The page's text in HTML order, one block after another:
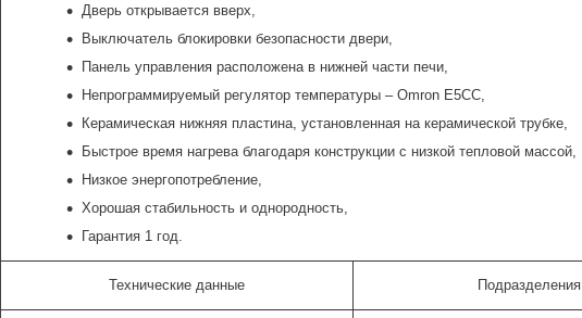
Дверь открывается вверх,
Выключатель блокировки безопасности двери,
Панель управления расположена в нижней части печи,
Непрограммируемый регулятор температуры – Omron E5CC,
Керамическая нижняя пластина, установленная на керамической трубке,
Быстрое время нагрева благодаря конструкции с низкой тепловой массой,
Низкое энергопотребление,
Хорошая стабильность и однородность,
Гарантия 1 год.
Технические данные Подразделения